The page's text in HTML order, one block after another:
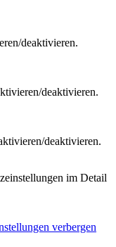
deaktivieren.
deaktivieren.
deaktivieren.
im Detail
verbergen